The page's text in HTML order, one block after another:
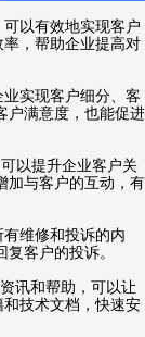
以有效地实现客户
率，帮助企业提高对
实现客户细分、客
户满意度，也能促进
以提升企业客户关
加与客户的互动，有
维修和投诉的内
客户的投诉。
讯和帮助，可以让
技术文档，快速安